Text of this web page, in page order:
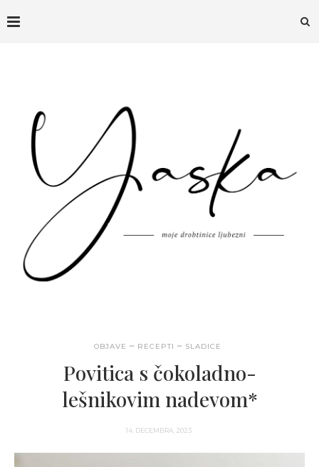
OBJAVE RECEPTI SLADICE
Povitica s čokoladno-
lešnikovim nadevom*
14. DECEMBRA, 2023